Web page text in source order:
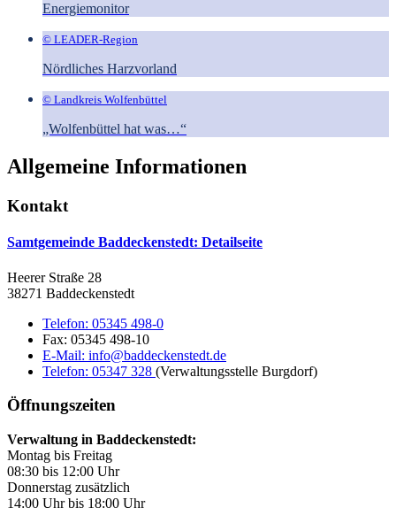
Energiemonitor
© LEADER-Region
Nördliches Harzvorland
© Landkreis Wolfenbüttel
„Wolfenbüttel hat was…“
Allgemeine Informationen
Kontakt
Samtgemeinde Baddeckenstedt: Detailseite
Heerer Straße 28
38271 Baddeckenstedt
Telefon: 05345 498-0
Fax: 05345 498-10
E-Mail: info@baddeckenstedt.de
Telefon: 05347 328 (Verwaltungsstelle Burgdorf)
Öffnungszeiten
Verwaltung in Baddeckenstedt:
Montag bis Freitag
08:30 bis 12:00 Uhr
Donnerstag zusätzlich
14:00 Uhr bis 18:00 Uhr